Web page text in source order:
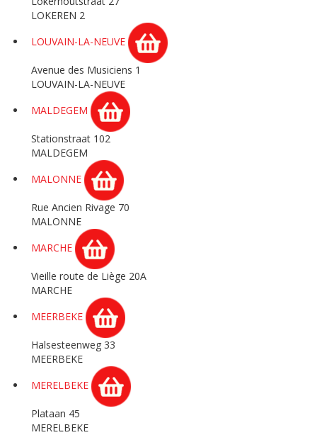
LOKEREN 2
LOUVAIN-LA-NEUVE
Avenue des Musiciens 1
LOUVAIN-LA-NEUVE
MALDEGEM
Stationstraat 102
MALDEGEM
MALONNE
Rue Ancien Rivage 70
MALONNE
MARCHE
Vieille route de Liège 20A
MARCHE
MEERBEKE
Halsesteenweg 33
MEERBEKE
MERELBEKE
Plataan 45
MERELBEKE